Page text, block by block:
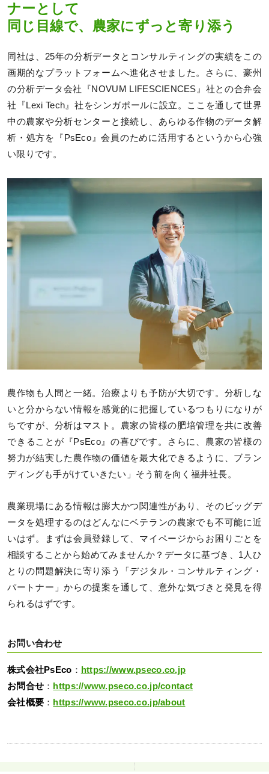
ナーとして
同じ目線で、農家にずっと寄り添う
同社は、25年の分析データとコンサルティングの実績をこの
画期的なプラットフォームへ進化させました。さらに、豪州
の分析データ会社『NOVUM LIFESCIENCES』社との合弁会
社『Lexi Tech』社をシンガポールに設立。ここを通して世界
中の農家や分析センターと接続し、あらゆる作物のデータ解
析・処方を『PsEco』会員のために活用するというから心強
い限りです。
農作物も人間と一緒。治療よりも予防が大切です。分析しな
いと分からない情報を感覚的に把握しているつもりになりが
ちですが、分析はマスト。農家の皆様の肥培管理を共に改善
できることが『PsEco』の喜びです。さらに、農家の皆様の
努力が結実した農作物の価値を最大化できるように、ブラン
ディングも手がけていきたい」そう前を向く福井社長。
農業現場にある情報は膨大かつ関連性があり、そのビッグデ
ータを処理するのはどんなにベテランの農家でも不可能に近
いはず。まずは会員登録して、マイページからお困りごとを
相談することから始めてみませんか？データに基づき、1人ひ
とりの問題解決に寄り添う「デジタル・コンサルティング・
パートナー」からの提案を通して、意外な気づきと発見を得
られるはずです。
お問い合わせ
株式会社PsEco ： https://www.pseco.co.jp
お問合せ ： https://www.pseco.co.jp/contact
会社概要 ： https://www.pseco.co.jp/about